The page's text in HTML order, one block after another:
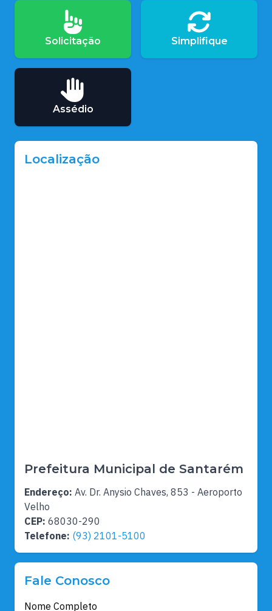
Solicitação Simplifique
Assédio
Localização
Prefeitura Municipal de Santarém
Endereço: Av. Dr. Anysio Chaves, 853 - Aeroporto
Velho
CEP: 68030-290
Telefone: (93) 2101-5100
Fale Conosco
Nome Completo